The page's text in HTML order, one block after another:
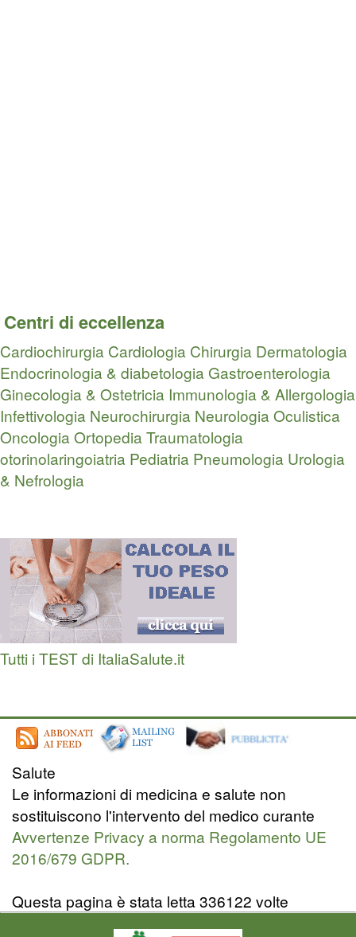
Centri di eccellenza
Cardiochirurgia Cardiologia Chirurgia Dermatologia
Endocrinologia & diabetologia Gastroenterologia
Ginecologia & Ostetricia Immunologia & Allergologia
Infettivologia Neurochirurgia NeurologiaOculistica
OncologiaOrtopedia Traumatologia
otorinolaringoiatria Pediatria Pneumologia Urologia
& Nefrologia
Tutti i TEST di ItaliaSalute.it
Salute
Le informazioni di medicina e salute non
sostituiscono l'intervento del medico curante
Avvertenze Privacy a norma Regolamento UE
2016/679 GDPR.
Questa pagina è stata letta 336122 volte